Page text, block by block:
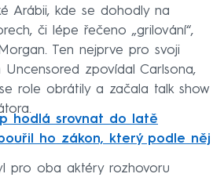
Arábii, kde se dohodly na
či lépe řečeno „grilování“,
Ten nejprve pro svoji
Uncensored zpovídal Carlsona,
role obrátily a začala talk show
hodlá srovnat do latě
ho zákon, který podle něj
pro oba aktéry rozhovoru